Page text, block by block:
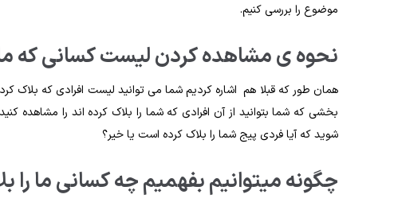
موضوع را بررسی کنیم.
نحوه ی مشاهده کردن لیست کسانی که ما
همان طور که قبلا هم اشاره کردیم شما می توانید لیست افرادی که بلاک
بخشی که شما بتوانید از آن افرادی که شما را بلاک کرده اند را مشاهده
شوید که آيا فردی پیج شما را بلاک کرده است یا خیر؟
چگونه میتوانیم بفهمیم چه کسانی ما را